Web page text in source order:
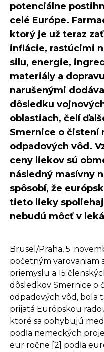
potenciálne
celé Európe.
ktorý je už teraz
inflácie, rastúcimi
silu, energie,
materiály a
narušenými
dôsledku
oblastiach, čelí
Smernice o čistení
odpadových vôd.
ceny liekov sú
následný masívny
spôsobí, že
tieto lieky
nebudú môcť v
Brusel/Praha, 5.
početným varovaniam
priemyslu a 15
dôsledkov Smernice o
odpadových vôd, bola
prijatá Európskou
ktoré sa pohybujú
podľa nemeckých
eur ročne [2] podľa